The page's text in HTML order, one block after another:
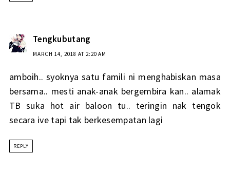
Tengkubutang
MARCH 14, 2018 AT 2:20 AM
amboih.. syoknya satu famili ni menghabiskan masa
bersama.. mesti anak-anak bergembira kan.. alamak
TB suka hot air baloon tu.. teringin nak tengok
secara ive tapi tak berkesempatan lagi
REPLY